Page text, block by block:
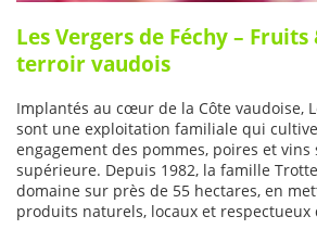
Les Vergers de Féchy – Fruits
terroir vaudois
Implantés au cœur de la Côte vaudoise,
sont une exploitation familiale qui
engagement des pommes, poires et
supérieure. Depuis 1982, la famille
domaine sur près de 55 hectares, en
produits naturels, locaux et respectueux